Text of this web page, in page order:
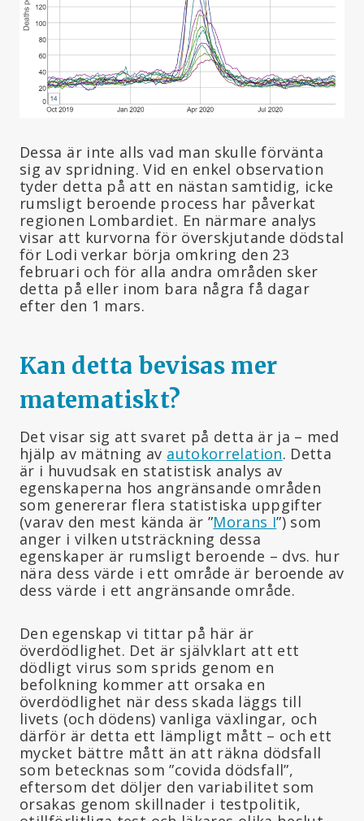
Dessa är inte alls vad man skulle förvänta
sig av spridning. Vid en enkel observation
tyder detta på att en nästan samtidig, icke
rumsligt beroende process har påverkat
regionen Lombardiet. En närmare analys
visar att kurvorna för överskjutande dödstal
för Lodi verkar börja omkring den 23
februari och för alla andra områden sker
detta på eller inom bara några få dagar
efter den 1 mars.
Kan detta bevisas mer
matematiskt?
Det visar sig att svaret på detta är ja – med
hjälp av mätning av autokorrelation. Detta
är i huvudsak en statistisk analys av
egenskaperna hos angränsande områden
som genererar flera statistiska uppgifter
(varav den mest kända är ”Morans I”) som
anger i vilken utsträckning dessa
egenskaper är rumsligt beroende – dvs. hur
nära dess värde i ett område är beroende av
dess värde i ett angränsande område.
Den egenskap vi tittar på här är
överdödlighet. Det är självklart att ett
dödligt virus som sprids genom en
befolkning kommer att orsaka en
överdödlighet när dess skada läggs till
livets (och dödens) vanliga växlingar, och
därför är detta ett lämpligt mått – och ett
mycket bättre mått än att räkna dödsfall
som betecknas som ”covida dödsfall”,
eftersom det döljer den variabilitet som
orsakas genom skillnader i testpolitik,